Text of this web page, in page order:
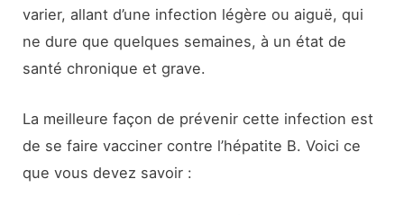
varier, allant d’une infection légère ou aiguë, qui
ne dure que quelques semaines, à un état de
santé chronique et grave.
La meilleure façon de prévenir cette infection est
de se faire vacciner contre l’hépatite B. Voici ce
que vous devez savoir :